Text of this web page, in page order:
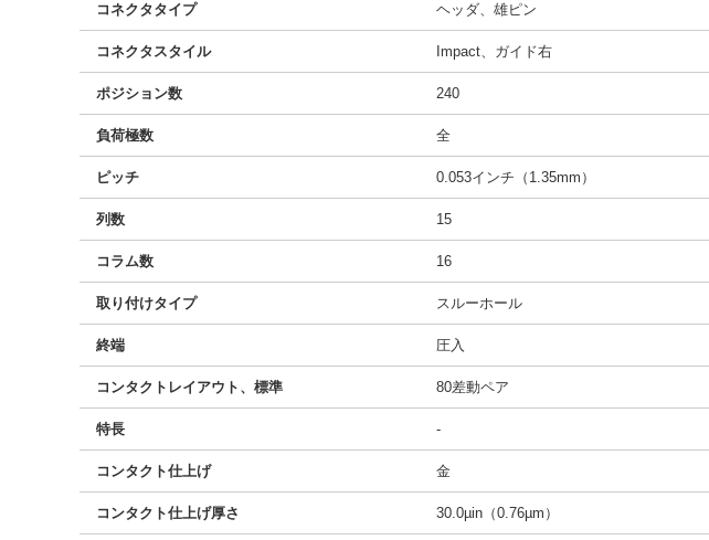
コネクタタイプ ヘッダ、雄ピン
コネクタスタイル Impact、ガイド右
ポジション数 240
負荷極数 全
ピッチ 0.053インチ（1.35mm）
列数 15
コラム数 16
取り付けタイプ スルーホール
終端 圧入
コンタクトレイアウト、標準 80差動ペア
特長 -
コンタクト仕上げ 金
コンタクト仕上げ厚さ 30.0µin（0.76µm）